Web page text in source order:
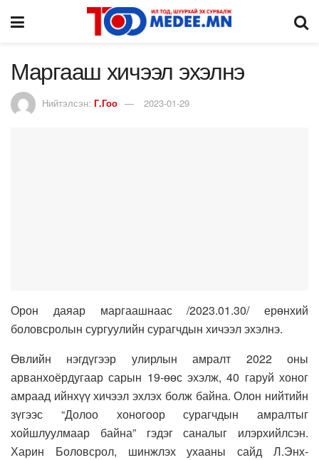
Маргааш хичээл эхэлнэ
Нийтэлсэн: Г.Гоо 2023-01-29
Орон даяар маргаашнаас /2023.01.30/ ерөнхий
боловсролын сургуулийн сурагчдын хичээл эхэлнэ.
Өвлийн нэгдүгээр улирлын амралт 2022 оны
арванхоёрдугаар сарын 19-өөс эхэлж, 40 гаруй хоног
амраад ийнхүү хичээл эхлэх болж байна. Олон нийтийн
зүгээс “Долоо хоногоор сурагчдын амралтыг
хойшлуулмаар байна” гэдэг саналыг илэрхийлсэн.
Харин Боловсрол, шинжлэх ухааны сайд Л.Энх-